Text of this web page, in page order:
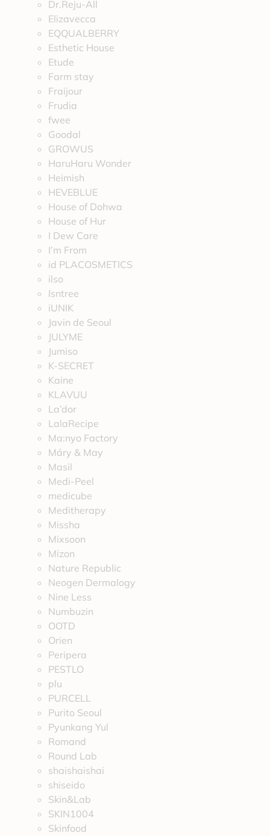
Dr.Reju-All
Elizavecca
EQQUALBERRY
Esthetic House
Etude
Farm stay
Fraijour
Frudia
fwee
Goodal
GROWUS
HaruHaru Wonder
Heimish
HEVEBLUE
House of Dohwa
House of Hur
I Dew Care
I’m From
id PLACOSMETICS
ilso
Isntree
iUNIK
Javin de Seoul
JULYME
Jumiso
K-SECRET
Kaine
KLAVUU
La’dor
LalaRecipe
Ma:nyo Factory
Máry & May
Masil
Medi-Peel
medicube
Meditherapy
Missha
Mixsoon
Mizon
Nature Republic
Neogen Dermalogy
Nine Less
Numbuzin
OOTD
Orien
Peripera
PESTLO
plu
PURCELL
Purito Seoul
Pyunkang Yul
Romand
Round Lab
shaishaishai
shiseido
Skin&Lab
SKIN1004
Skinfood